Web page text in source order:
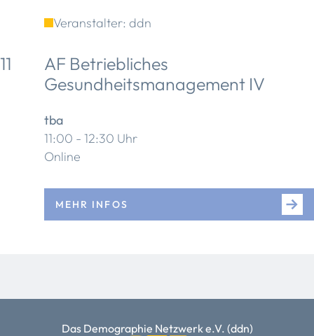
Veranstalter: ddn
11
AF Betriebliches
Gesundheitsmanagement IV
tba
11:00 - 12:30 Uhr
Online
MEHR INFOS
Das Demographie Netzwerk e.V. (ddn)